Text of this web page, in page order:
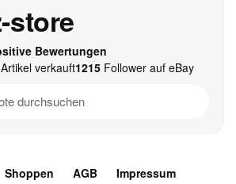
store
Bewertungen
verkauft1215Follower auf eBay
Shoppen AGB Impressum